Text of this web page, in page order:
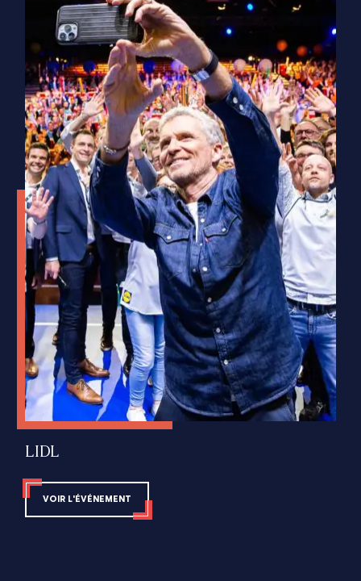
Impact Émotionnel
Nantes Métropole
LIDL
VOIR L'ÉVÉNEMENT